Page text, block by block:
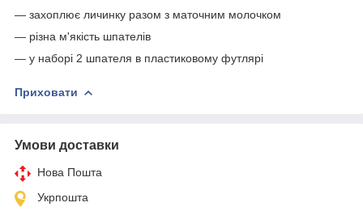
— захоплює личинку разом з маточним молочком
— різна м'якість шпателів
— у наборі 2 шпателя в пластиковому футлярі
Приховати
Умови доставки
Нова Пошта
Укрпошта